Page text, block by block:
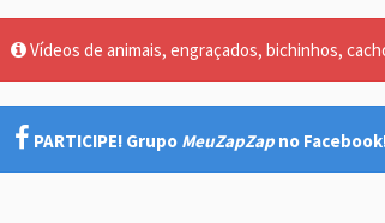
Vídeos de animais, engraçados, bichinhos,
PARTICIPE! Grupo MeuZapZap no